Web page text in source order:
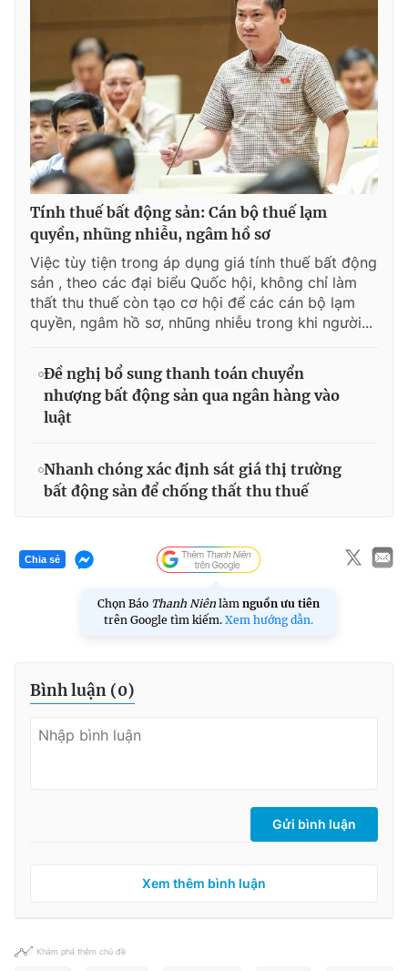
Tính thuế bất động sản: Cán bộ thuế lạm
quyền, nhũng nhiễu, ngâm hồ sơ
Việc tùy tiện trong áp dụng giá tính thuế bất động
sản , theo các đại biểu Quốc hội, không chỉ làm
thất thu thuế còn tạo cơ hội để các cán bộ lạm
quyền, ngâm hồ sơ, nhũng nhiễu trong khi người...
Đề nghị bổ sung thanh toán chuyển
nhượng bất động sản qua ngân hàng vào
luật
Nhanh chóng xác định sát giá thị trường
bất động sản để chống thất thu thuế
Chia sẻ
Chọn Báo Thanh Niên làm nguồn ưu tiên
trên Google tìm kiếm. Xem hướng dẫn.
Bình luận (0)
Gửi bình luận
Xem thêm bình luận
Khám phá thêm chủ đề